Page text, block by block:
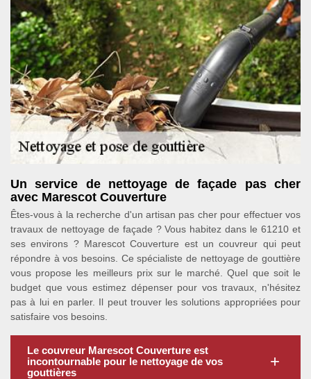
Un service de nettoyage de façade pas cher
avec Marescot Couverture
Êtes-vous à la recherche d'un artisan pas cher pour effectuer vos
travaux de nettoyage de façade ? Vous habitez dans le 61210 et
ses environs ? Marescot Couverture est un couvreur qui peut
répondre à vos besoins. Ce spécialiste de nettoyage de gouttière
vous propose les meilleurs prix sur le marché. Quel que soit le
budget que vous estimez dépenser pour vos travaux, n'hésitez
pas à lui en parler. Il peut trouver les solutions appropriées pour
satisfaire vos besoins.
Le couvreur Marescot Couverture est
incontournable pour le nettoyage de vos
gouttières